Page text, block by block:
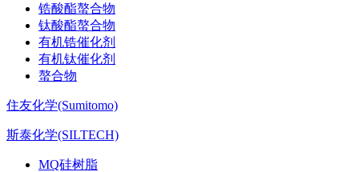
锆酸酯螯合物
钛酸酯螯合物
有机锆催化剂
有机钛催化剂
螯合物
住友化学(Sumitomo)
斯泰化学(SILTECH)
MQ硅树脂